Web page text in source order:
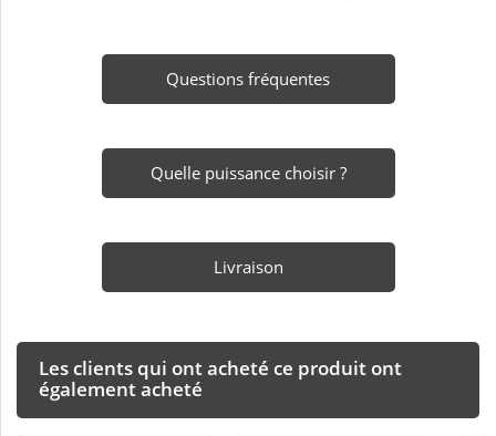
Questions fréquentes
Quelle puissance choisir ?
Livraison
Les clients qui ont acheté ce produit ont
également acheté